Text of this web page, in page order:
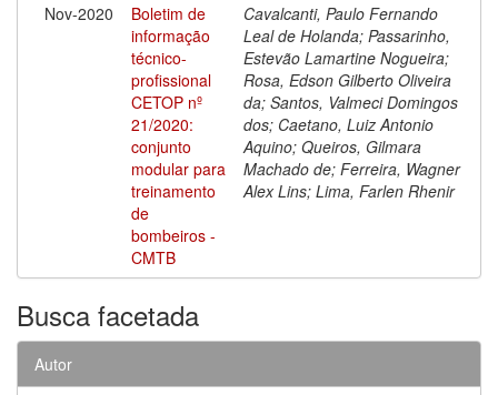
Nov-2020
Boletim de
informação
técnico-
profissional
CETOP nº
21/2020:
conjunto
modular para
treinamento
de
bombeiros -
CMTB
Cavalcanti, Paulo Fernando
Leal de Holanda; Passarinho,
Estevão Lamartine Nogueira;
Rosa, Edson Gilberto Oliveira
da; Santos, Valmeci Domingos
dos; Caetano, Luiz Antonio
Aquino; Queiros, Gilmara
Machado de; Ferreira, Wagner
Alex Lins; Lima, Farlen Rhenir
Busca facetada
Autor